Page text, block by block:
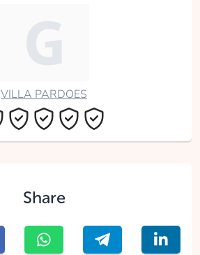
VILLA PARDOES
Share